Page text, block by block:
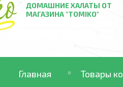
ДОМАШНИЕ ХАЛАТЫ ОТ
МАГАЗИНА "TOMIKO"
Главная Товары